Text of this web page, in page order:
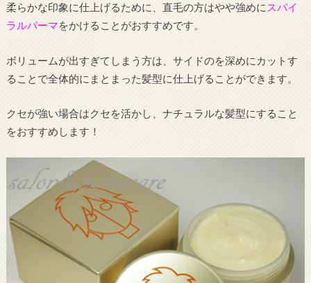
柔らかな印象に仕上げるために、直毛の方はやや強めに スパイ
ラルパーマをかけることがおすすめです。
ボリュームが出すぎてしまう方は、サイドのを深めにカットす
ることで全体的にまとまった髪型に仕上げることができます。
クセが強い場合はクセを活かし、ナチュラルな髪型にすること
をおすすめします！